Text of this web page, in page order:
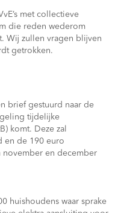
met collectieve
die reden wederom
Wij zullen vragen blijven
getrokken.
brief gestuurd naar de
tijdelijke
komt. Deze zal
en de 190 euro
en december
huishoudens waar sprake